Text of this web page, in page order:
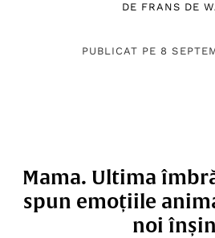
DE FRANS DE
PUBLICAT PE 8
Mama. Ultima
spun emoțiile
noi